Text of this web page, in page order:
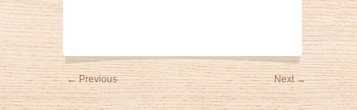
←Previous Next→